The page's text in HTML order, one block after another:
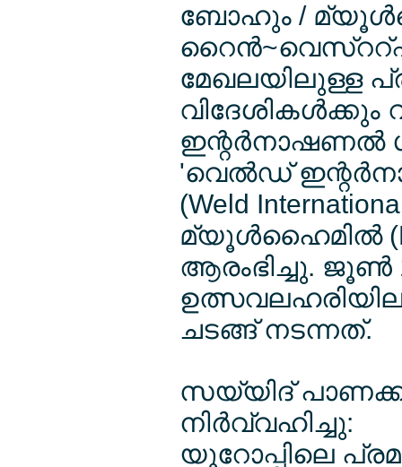
ബോഹും /
മേഖലയിലുള്ള
ഇന്റര്‍നാഷണല്‍
'വെല്‍ഡ്
(Weld
മ്യൂള്‍ഹൈമില്‍
ആരംഭിച്ചു. ജൂണ്‍
ചടങ്ങ് നടന്നത്.
സയ്യിദ്
നിര്‍വ്വഹിച്ചു:
യൂറോപ്പിലെ